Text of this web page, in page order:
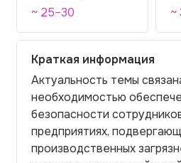
~ 25–30
~
Краткая информация
Актуальность темы
необходимостью
безопасности
предприятиях,
производственных